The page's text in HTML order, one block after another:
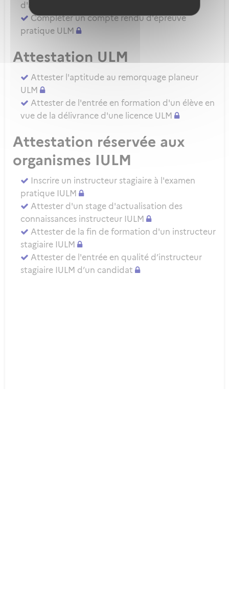
d'aptitude pratique instructeur IULM.
Compléter un compte rendu d'épreuve
pratique ULM
Attestation ULM
Attester l'aptitude au remorquage planeur
ULM
Attester de l'entrée en formation d'un élève en
vue de la délivrance d'une licence ULM
Attestation réservée aux
organismes IULM
Inscrire un instructeur stagiaire à l'examen
pratique IULM
Attester d'un stage d'actualisation des
connaissances instructeur IULM
Attester de la fin de formation d'un instructeur
stagiaire IULM
Attester de l'entrée en qualité d’instructeur
stagiaire IULM d’un candidat